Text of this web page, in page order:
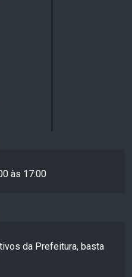
às 17:00
da Prefeitura, basta